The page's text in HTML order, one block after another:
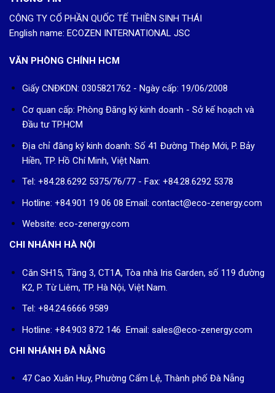
CÔNG TY CỔ PHẦN QUỐC TẾ THIỀN SINH THÁI
English name: ECOZEN INTERNATIONAL JSC
VĂN PHÒNG CHÍNH HCM
Giấy CNĐKDN: 0305821762 - Ngày cấp: 19/06/2008
Cơ quan cấp: Phòng Đăng ký kinh doanh - Sở kế hoạch và
Đầu tư TP.HCM
Địa chỉ đăng ký kinh doanh: Số 41 Đường Thép Mới, P. Bảy
Hiền, TP. Hồ Chí Minh, Việt Nam.
Tel: +84.28.6292 5375/76/77 - Fax: +84.28.6292 5378
Hotline: +84.901 19 06 08 Email: contact@eco-zenergy.com
Website: eco-zenergy.com
CHI NHÁNH HÀ NỘI
Căn SH15, Tầng 3, CT1A, Tòa nhà Iris Garden, số 119 đường
K2, P. Từ Liêm, TP. Hà Nội, Việt Nam.
Tel: +84.24.6666 9589
Hotline: +84.903 872 146 Email: sales@eco-zenergy.com
CHI NHÁNH ĐÀ NẴNG
47 Cao Xuân Huy, Phường Cẩm Lệ, Thành phố Đà Nẵng